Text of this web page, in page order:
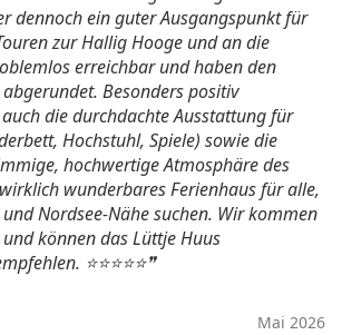
dennoch ein guter Ausgangspunkt für
zur Hallig Hooge und an die
erreichbar und haben den
Besonders positiv
die durchdachte Ausstattung für
Hochstuhl, Spiele) sowie die
hochwertige Atmosphäre des
wunderbares Ferienhaus für alle,
Nordsee-Nähe suchen. Wir kommen
können das Lüttje Huus
⭐⭐⭐⭐⭐
Mai 2026